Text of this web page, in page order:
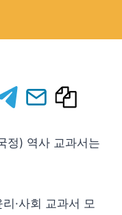
정) 역사 교과서는
·사회 교과서 모